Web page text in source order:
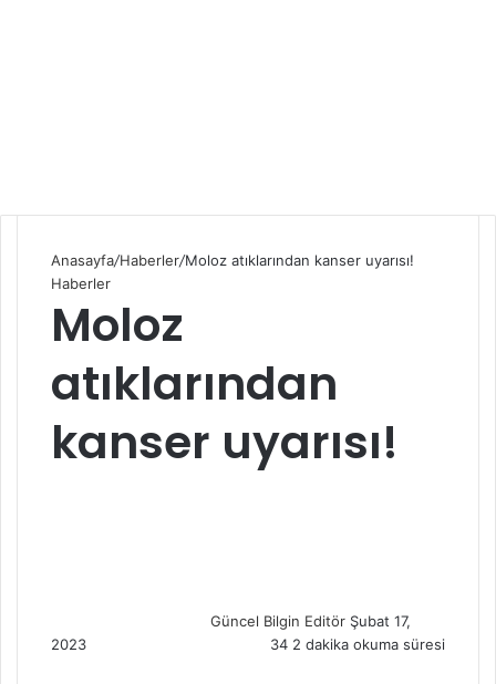
Anasayfa/Haberler/Moloz atıklarından kanser uyarısı!
Haberler
Moloz
atıklarından
kanser uyarısı!
Güncel Bilgin Editör e
m
Şubat 17,
2023
34 2 dakika okuma süresi